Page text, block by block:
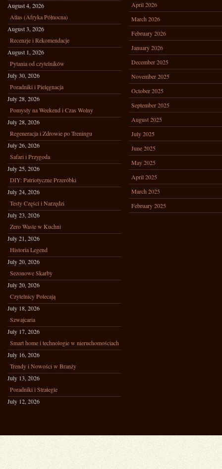
August 4, 2026
Atlas (Afryka Północna)
August 3, 2026
Recenzje i Rekomendacje
August 1, 2026
Pytania od czytelników
July 30, 2026
Poradniki i Pielęgnacja
July 28, 2026
Pomysły na Weekend i Czas Wolny
July 28, 2026
Regeneracja i Zdrowie po Treningu
July 26, 2026
Safari i Przygoda
July 25, 2026
DIY: Patriotyczne Przeróbki
July 24, 2026
Testy Części i Narzędzi
July 23, 2026
Zero Waste w Kuchni
July 21, 2026
Historia Legend
July 20, 2026
Sezonowe Skarby
July 20, 2026
Czytelnicy Polecają
July 18, 2026
Szwajcaria
July 17, 2026
Smart home i technologie w nieruchomościach
July 16, 2026
Trendy i Nowości w Branży
July 13, 2026
Poradniki i Strategie
July 12, 2026
April 2026
March 2026
February 2026
January 2026
December 2025
November 2025
October 2025
September 2025
August 2025
July 2025
June 2025
May 2025
April 2025
March 2025
February 2025